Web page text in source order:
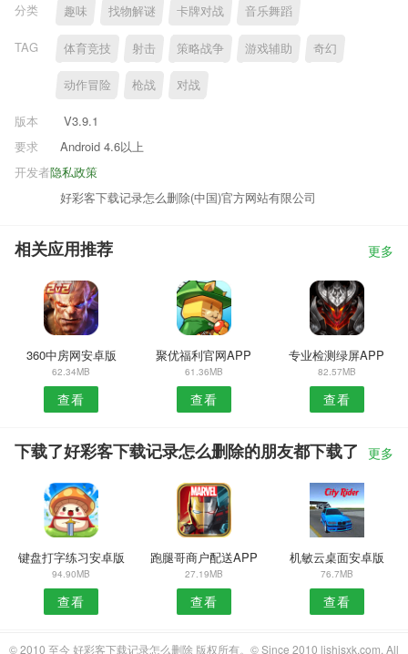
分类
趣味 找物解谜 卡牌对战 音乐舞蹈
TAG 体育竞技 射击 策略战争 游戏辅助 奇幻
动作冒险 枪战 对战
版本
V3.9.1
要求
Android 4.6以上
隐私政策
开发者
好彩客下载记录怎么删除(中国)官方网站有限公司
相关应用推荐 更多
360中房网安卓版
62.34MB
查看
聚优福利官网APP
61.36MB
查看
专业检测绿屏APP
82.57MB
查看
下载了好彩客下载记录怎么删除的朋友都下载了 更多
键盘打字练习安卓版
94.90MB
查看
跑腿哥商户配送APP
27.19MB
查看
机敏云桌面安卓版
76.7MB
查看
© 2010 至今 好彩客下载记录怎么删除 版权所有。© Since 2010 lishisxk.com. All